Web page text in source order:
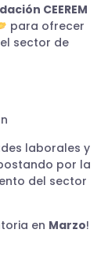
CEEREM
para ofrecer
sector de
laborales y
por la
del sector
en Marzo!